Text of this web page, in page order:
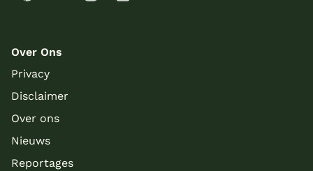
Over Ons
Privacy
Disclaimer
Over ons
Nieuws
Reportages